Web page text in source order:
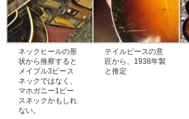
ネックヒールの形
状から推察すると
メイプル3ピース
ネックではなく、
マホガニー1ピー
スネックかもしれ
ない。
テイルピースの意
匠から、1938年製
と推定